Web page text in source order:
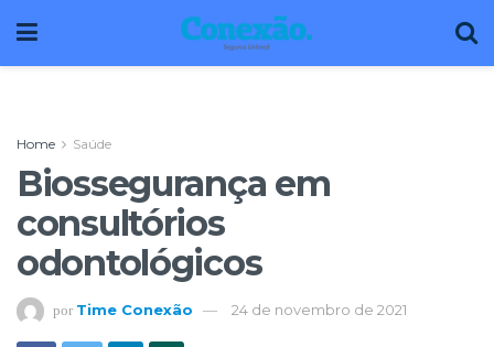
Home Saúde
Biossegurança em
consultórios
odontológicos
por Time Conexão 24 de novembro de 2021